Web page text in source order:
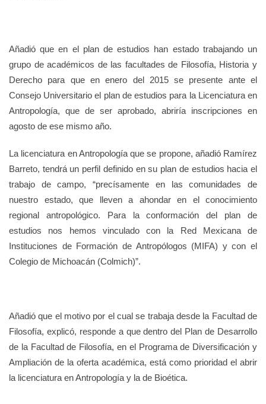
Añadió que en el plan de estudios han estado trabajando un
grupo de académicos de las facultades de Filosofía, Historia y
Derecho para que en enero del 2015 se presente ante el
Consejo Universitario el plan de estudios para la Licenciatura en
Antropología, que de ser aprobado, abriría inscripciones en
agosto de ese mismo año.
La licenciatura en Antropología que se propone, añadió Ramírez
Barreto, tendrá un perfil definido en su plan de estudios hacia el
trabajo de campo, “precísamente en las comunidades de
nuestro estado, que lleven a ahondar en el conocimiento
regional antropológico. Para la conformación del plan de
estudios nos hemos vinculado con la Red Mexicana de
Instituciones de Formación de Antropólogos (MIFA) y con el
Colegio de Michoacán (Colmich)”.
Añadió que el motivo por el cual se trabaja desde la Facultad de
Filosofía, explicó, responde a que dentro del Plan de Desarrollo
de la Facultad de Filosofía, en el Programa de Diversificación y
Ampliación de la oferta académica, está como prioridad el abrir
la licenciatura en Antropología y la de Bioética.